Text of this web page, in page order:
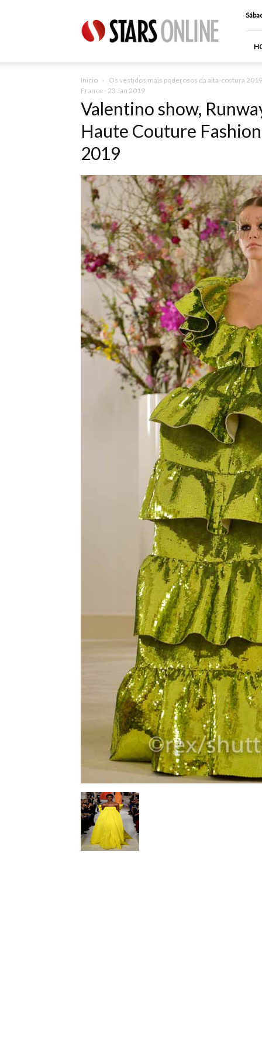
Online
Inicio
Os vestidos mais poderosos da alta-costura
France - 23 Jan 2019
Valentino show,
Haute Couture
2019